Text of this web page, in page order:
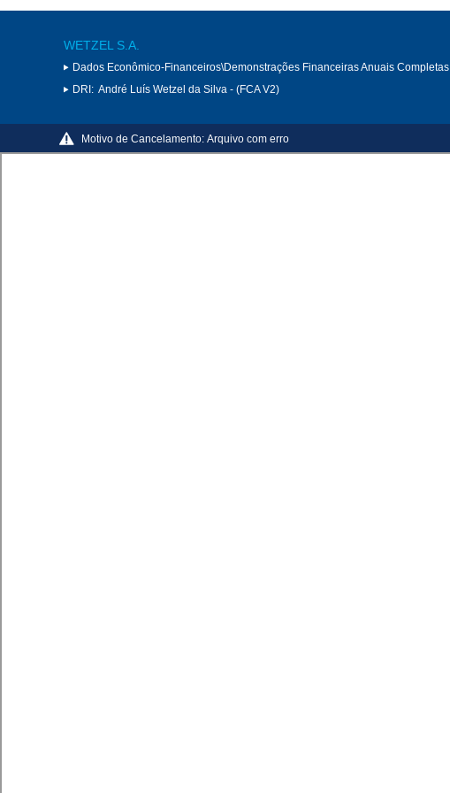
WETZEL S.A.
Dados Econômico-Financeiros\Demonstrações Financeiras Anuais Completas
DRI: André Luís Wetzel da Silva - (FCA V2)
Motivo de Cancelamento: Arquivo com erro